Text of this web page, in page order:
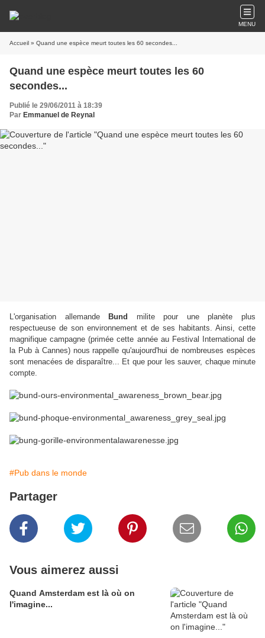
MENU
Accueil » Quand une espèce meurt toutes les 60 secondes...
Quand une espèce meurt toutes les 60
secondes...
Publié le 29/06/2011 à 18:39
Par Emmanuel de Reynal
L'organisation allemande Bund
milite pour une planète plus
respectueuse de son environnement et de ses habitants. Ainsi, cette
magnifique campagne (primée cette année au Festival International de
la Pub à Cannes) nous rappelle qu'aujourd'hui de nombreuses espèces
sont menacées de disparaître... Et que pour les sauver, chaque minute
compte.
#Pub dans le monde
Partager
Vous aimerez aussi
Quand Amsterdam est là où on
l'imagine...